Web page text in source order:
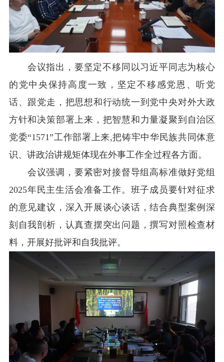
会议指出，要坚定不移同以习近平同志为核心
的党中央保持高度一致，坚定不移感党恩、听党
话、跟党走，把思想和行动统一到党中央对外大政
方针和决策部署上来，把智慧和力量凝聚到自治区
党委“1571”工作部署上来,把铸牢中华民族共同体意
识、讲政治讲规矩体现在外事工作全过程各方面。
会议强调，要紧密对接督导组高标准做好党组
2025年民主生活会准备工作。班子成员要针对征求
的意见建议，深入开展谈心谈话，结合典型案例深
刻自我剖析，认真查摆突出问题，撰写对照检查材
料，开展好批评和自我批评。